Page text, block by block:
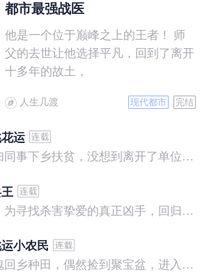
都市最强战医
他是一个位于巅峰之上的王者！ 师
父的去世让他选择平凡，回到了离开
十多年的故土，
人生几渡 现代都市 完结
运
我和一个美艳少妇同事下乡扶贫，没想到离开了单位之后，她就性格大变……
曾经的炎黄兵王，为寻找杀害挚爱的真正凶手，回归都市，开始了一段精彩绝伦的征程。
小农民
赵小飞高考后落魄回乡种田，偶然捡到聚宝盆，进入聚宝洞，从此开启了发家致富、拳打村霸、坐拥美女的桃运巅峰人生！